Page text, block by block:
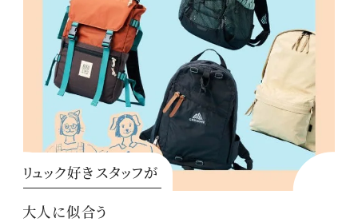
リュック好きスタッフが
大人に似合う